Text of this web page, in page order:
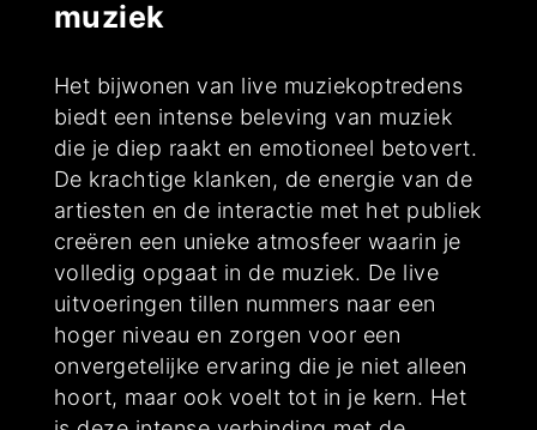
muziek
Het bijwonen van live muziekoptredens
biedt een intense beleving van muziek
die je diep raakt en emotioneel betovert.
De krachtige klanken, de energie van de
artiesten en de interactie met het publiek
creëren een unieke atmosfeer waarin je
volledig opgaat in de muziek. De live
uitvoeringen tillen nummers naar een
hoger niveau en zorgen voor een
onvergetelijke ervaring die je niet alleen
hoort, maar ook voelt tot in je kern. Het